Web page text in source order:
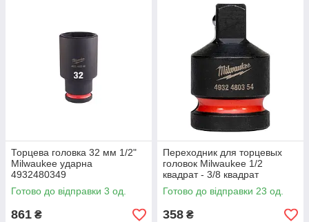
Торцева головка 32 мм 1/2"
Milwaukee ударна
4932480349
Готово до відправки 3 од.
861 ₴
Переходник для торцевых
головок Milwaukee 1/2
квадрат - 3/8 квадрат
4932480354
Готово до відправки 23 од.
358 ₴